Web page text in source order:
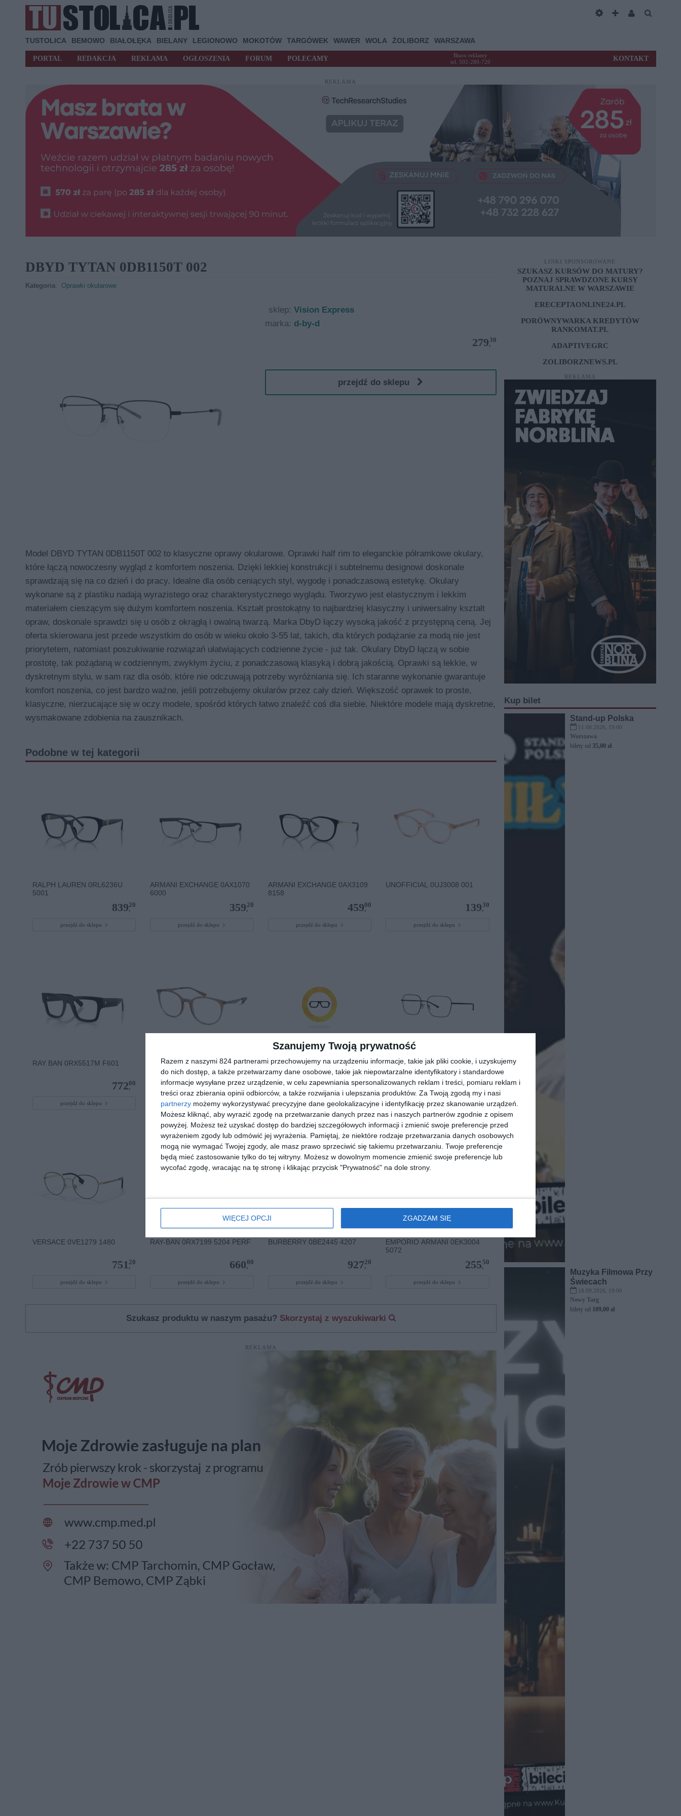
Szanujemy Twoją prywatność
Razem z naszymi 824 partnerami przechowujemy na urządzeniu informacje, takie jak pliki cookie, i uzyskujemy
do nich dostęp, a także przetwarzamy dane osobowe, takie jak niepowtarzalne identyfikatory i standardowe
informacje wysyłane przez urządzenie, w celu zapewniania spersonalizowanych reklam i treści, pomiaru reklam i
treści oraz zbierania opinii odbiorców, a także rozwijania i ulepszania produktów. Za Twoją zgodą my i nasi
partnerzy możemy wykorzystywać precyzyjne dane geolokalizacyjne i identyfikację przez skanowanie urządzeń.
Możesz kliknąć, aby wyrazić zgodę na przetwarzanie danych przez nas i naszych partnerów zgodnie z opisem
powyżej. Możesz też uzyskać dostęp do bardziej szczegółowych informacji i zmienić swoje preferencje przed
wyrażeniem zgody lub odmówić jej wyrażenia.
Pamiętaj, że niektóre rodzaje przetwarzania danych osobowych
mogą nie wymagać Twojej zgody, ale masz prawo sprzeciwić się takiemu przetwarzaniu. Twoje preferencje
będą mieć zastosowanie tylko do tej witryny. Możesz w dowolnym momencie zmienić swoje preferencje lub
wycofać zgodę, wracając na tę stronę i klikając przycisk "Prywatność" na dole strony.
WIĘCEJ OPCJI ZGADZAM SIĘ
TUSTOLICA BEMOWO BIAŁOŁĘKA BIELANY LEGIONOWO MOKOTÓW TARGÓWEK WAWER WOLA ŻOLIBORZ WARSZAWA
PORTAL REDAKCJA REKLAMA OGŁOSZENIA FORUM POLECAMY
Biuro reklamy
tel. 502-280-720
KONTAKT
REKLAMA
DBYD TYTAN 0DB1150T 002
Kategoria: Oprawki okularowe
sklep: Vision Express
marka: d-by-d
279,
30
przejdź do sklepu
Model DBYD TYTAN 0DB1150T 002 to klasyczne oprawy okularowe. Oprawki half rim to eleganckie półramkowe okulary,
które łączą nowoczesny wygląd z komfortem noszenia. Dzięki lekkiej konstrukcji i subtelnemu designowi doskonale
sprawdzają się na co dzień i do pracy. Idealne dla osób ceniących styl, wygodę i ponadczasową estetykę. Okulary
wykonane są z plastiku nadają wyrazistego oraz charakterystycznego wyglądu. Tworzywo jest elastycznym i lekkim
materiałem cieszącym się dużym komfortem noszenia. Kształt prostokątny to najbardziej klasyczny i uniwersalny kształt
opraw, doskonale sprawdzi się u osób z okrągłą i owalną twarzą. Marka DbyD łączy wysoką jakość z przystępną ceną. Jej
oferta skierowana jest przede wszystkim do osób w wieku około 3-55 lat, takich, dla których podążanie za modą nie jest
priorytetem, natomiast poszukiwanie rozwiązań ułatwiających codzienne życie - już tak. Okulary DbyD łączą w sobie
prostotę, tak pożądaną w codziennym, zwykłym życiu, z ponadczasową klasyką i dobrą jakością. Oprawki są lekkie, w
dyskretnym stylu, w sam raz dla osób, które nie odczuwają potrzeby wyróżniania się. Ich staranne wykonanie gwarantuje
komfort noszenia, co jest bardzo ważne, jeśli potrzebujemy okularów przez cały dzień. Większość oprawek to proste,
klasyczne, nierzucające się w oczy modele, spośród których łatwo znaleźć coś dla siebie. Niektóre modele mają dyskretne,
wysmakowane zdobienia na zausznikach.
Podobne w tej kategorii
RALPH LAUREN 0RL6236U
5001
839,
20
przejdź do sklepu
ARMANI EXCHANGE 0AX1070
6000
359,
20
przejdź do sklepu
ARMANI EXCHANGE 0AX3109
8158
459,
00
przejdź do sklepu
UNOFFICIAL 0UJ3008 001
139,
30
przejdź do sklepu
RAY BAN 0RX5517M F601
772,
00
przejdź do sklepu
EMPORIO ARMANI 0EA3168
5850
511 ,
20
przejdź do sklepu
PRADA 0PR C03V 16K1O1
1.278,
00
przejdź do sklepu
SEEN 0NE1053 002
159,
20
przejdź do sklepu
VERSACE 0VE1279 1480
751,
20
przejdź do sklepu
RAY-BAN 0RX7199 5204 PERF
660,
00
przejdź do sklepu
BURBERRY 0BE2445 4207
927,
20
przejdź do sklepu
EMPORIO ARMANI 0EK3004
5072
255,
50
przejdź do sklepu
Szukasz produktu w naszym pasażu? Skorzystaj z wyszukiwarki
REKLAMA
LINKI SPONSOROWANE
SZUKASZ KURSÓW DO MATURY?
POZNAJ SPRAWDZONE KURSY
MATURALNE W WARSZAWIE
ERECEPTAONLINE24.PL
PORÓWNYWARKA KREDYTÓW
RANKOMAT.PL
ADAPTIVEGRC
ZOLIBORZNEWS.PL
REKLAMA
Kup bilet
Stand-up Polska
11.08.2026, 19:00
Warszawa
bilety od 35,00 zł
Muzyka Filmowa Przy
Świecach
18.09.2026, 19:00
Nowy Targ
bilety od 109,00 zł